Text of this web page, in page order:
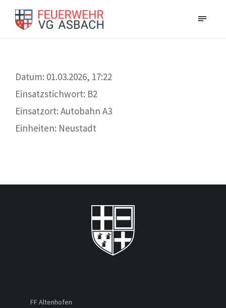
Datum: 01.03.2026, 17:22
Einsatzstichwort: B2
Einsatzort: Autobahn A3
Einheiten: Neustadt
FF Altenhofen